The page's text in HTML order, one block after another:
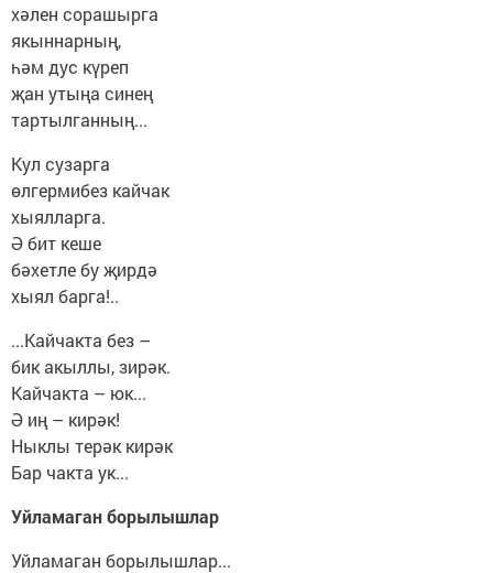
хәлен сорашырга
якыннарның,
һәм дус күреп
җан утыңа синең
тартылганның...
Кул сузарга
өлгермибез кайчак
хыялларга.
Ә бит кеше
бәхетле бу җирдә
хыял барга!..
...Кайчакта без –
бик акыллы, зирәк.
Кайчакта – юк...
Ә иң – кирәк!
Ныклы терәк кирәк
Бар чакта ук...
Уйламаган борылышлар
Уйламаган борылышлар...